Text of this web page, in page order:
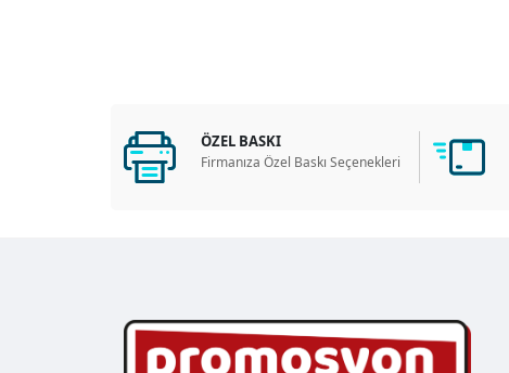
ÖZEL BASKI
Firmanıza Özel Baskı Seçenekleri